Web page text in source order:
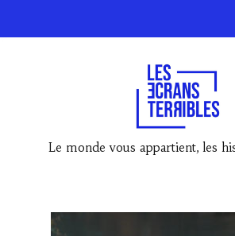
Le monde vous appartient, les